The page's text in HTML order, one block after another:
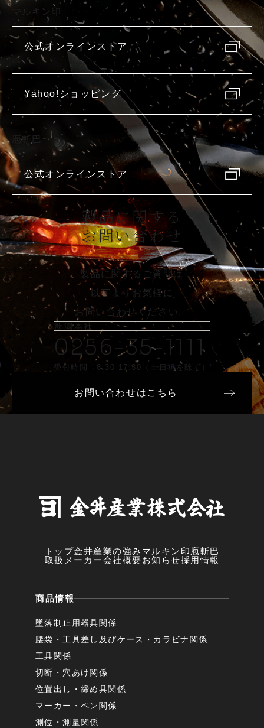
マルキン印
公式オンラインストア
Yahoo!ショッピング
庖斬巴
公式オンラインストア
製品に関する
お問い合わせ
製品に関するご質問は
以下よりお気軽に
お問い合わせください。
新潟本社
0256-35-1111
受付時間 8:30-17:30（土日祝を除く）
お問い合わせはこちら
トップ金井産業の強み マルキン印 庖斬巴
取扱メーカー会社概要お知らせ採用情報
商品情報
墜落制止用器具関係
腰袋・工具差し及びケース・カラビナ関係
工具関係
切断・穴あけ関係
位置出し・締め具関係
マーカー・ペン関係
測位・測量関係